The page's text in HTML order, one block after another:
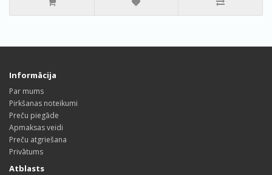
Informācija
Par mums
Pirkšanas noteikumi
Preču piegāde
Apmaksas veidi
Preču atgriešana
Privātums
Atblasts